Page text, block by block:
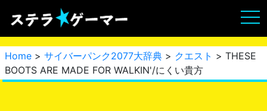
Home > サイバーパンク2077大辞典 > クエスト > THESE
BOOTS ARE MADE FOR WALKIN'/にくい貴方